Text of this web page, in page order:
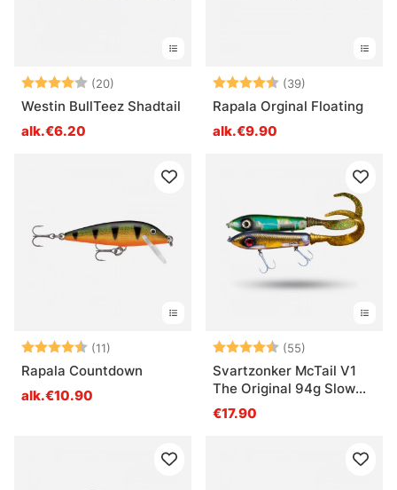
Arvio: (20)
4.0 5:sta tähdestä
Westin BullTeez Shadtail
alk.€6.20
Arvio: (39)
Rapala Orginal Floating
alk.€9.90
Arvio: (11)
4.5 5:sta tähdestä
Rapala Countdown
alk.€10.90
Arvio: (55)
Svartzonker McTail V1
The Original 94g Slow
Sink
€17.90